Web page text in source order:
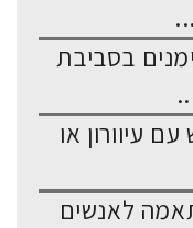
בסביבת
עיוורון או
לאנשים